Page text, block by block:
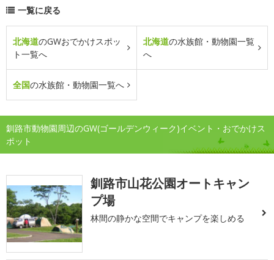
一覧に戻る
北海道のGWおでかけスポッ
ト一覧へ
北海道の水族館・動物園一覧
へ
全国の水族館・動物園一覧へ
釧路市動物園周辺のGW(ゴールデンウィーク)イベント・おでかけス
ポット
釧路市山花公園オートキャン
プ場
林間の静かな空間でキャンプを楽しめる